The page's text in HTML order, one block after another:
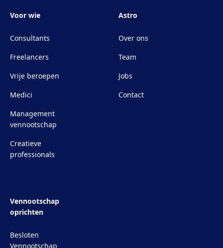
Voor wie
Consultants
Freelancers
Vrije beroepen
Medici
Management
vennootschap
Creatieve
professionals
Astro
Over ons
Team
Jobs
Contact
Vennootschap
oprichten
Besloten
Vennootschap